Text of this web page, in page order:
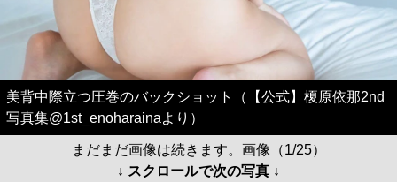
美背中際立つ圧巻のバックショット（【公式】榎原依那2nd
写真集@1st_enoharainaより）
まだまだ画像は続きます。画像（1/25）
↓ スクロールで次の写真 ↓